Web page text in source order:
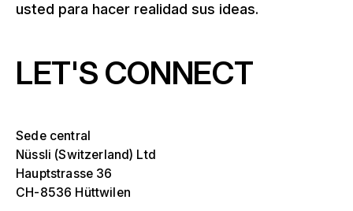
usted para hacer realidad sus ideas.
LET'S CONNECT
Sede central
Nüssli (Switzerland) Ltd
Hauptstrasse 36
CH-8536 Hüttwilen